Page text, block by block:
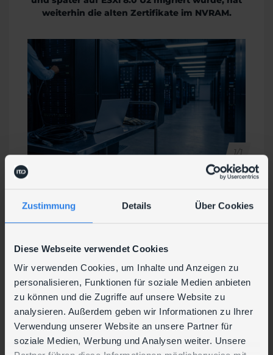
Zustimmung Details Über Cookies
Diese Webseite verwendet Cookies
Wir verwenden Cookies, um Inhalte und Anzeigen zu
personalisieren, Funktionen für soziale Medien anbieten
zu können und die Zugriffe auf unsere Website zu
analysieren. Außerdem geben wir Informationen zu Ihrer
Verwendung unserer Website an unsere Partner für
soziale Medien, Werbung und Analysen weiter. Unsere
weiterhin die alten Zertifikate im NVRAM.
1/1
Entwarnung: Was passiert nach
Juni 2026?
normal. Secure Boot prüft keine Ablaufdaten von
Zertifikaten.
Microsoft die alten 2011-Zertifikate aktiv widerruft
(Revocation). Ab diesem Zeitpunkt können keine
neuen DB/DBX-Updates mehr eingespielt werden
– das bedeutet, kompromittierte Bootloader